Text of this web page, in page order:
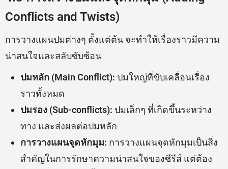
Conflicts and Twists)
การวางแผนปมต่างๆ ตั้งแต่ต้น จะทำให้เรื่องราวมีความ
น่าสนใจและสลับซับซ้อน
ปมหลัก (Main Conflict): ปมใหญ่ที่ขับเคลื่อนเรื่อง
ราวทั้งหมด
ปมรอง (Sub-conflicts): ปมเล็กๆ ที่เกิดขึ้นระหว่าง
ทาง และส่งผลต่อปมหลัก
การวางแผนจุดหักมุม: การวางแผนจุดหักมุมเป็นสิ่ง
สำคัญในการรักษาความน่าสนใจของซีรีส์ แต่ต้อง